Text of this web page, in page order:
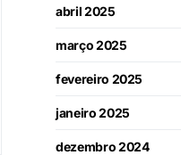
abril 2025
março 2025
fevereiro 2025
janeiro 2025
dezembro 2024